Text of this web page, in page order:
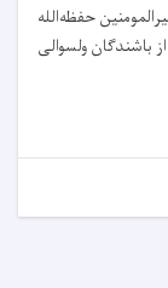
حفظه‌الله
باشندگان ولسوالی